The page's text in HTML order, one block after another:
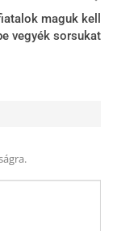
maguk kell
vegyék sorsukat